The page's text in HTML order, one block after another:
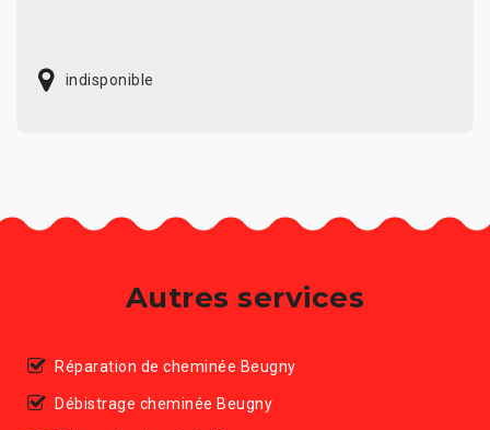
indisponible
Autres services
Réparation de cheminée Beugny
Débistrage cheminée Beugny